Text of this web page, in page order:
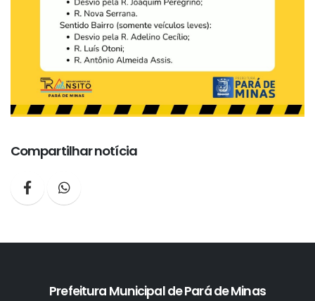
Compartilhar notícia
Prefeitura Municipal de Pará de Minas